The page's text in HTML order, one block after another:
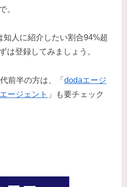
。
知人に紹介したい割合94%超
は登録してみましょう。
前半の方は、「 dodaエージ
ージェント 」も要チェック